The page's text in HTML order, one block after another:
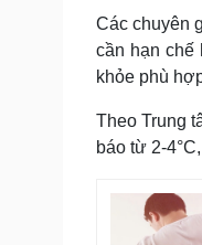
Các chuyên
cần hạn chế
khỏe phù
Theo Trung
báo từ 2-